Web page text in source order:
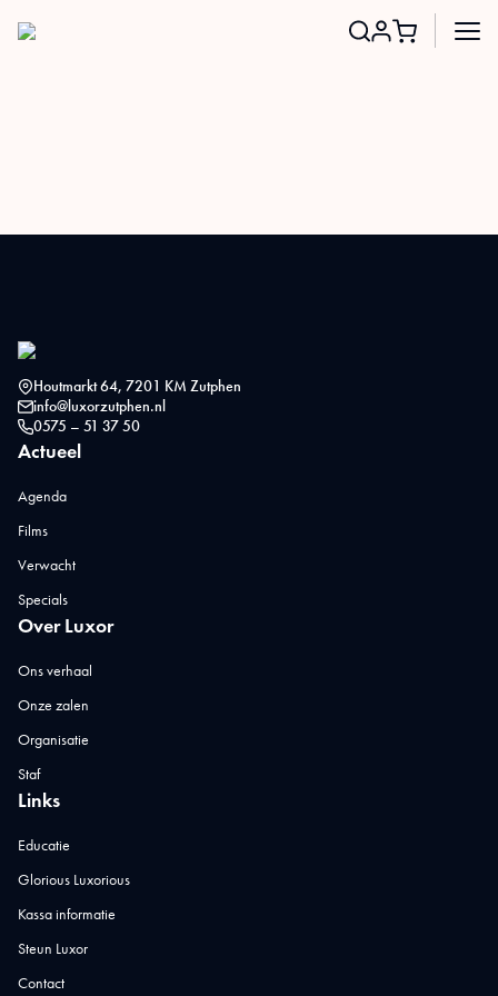
Houtmarkt 64, 7201 KM Zutphen
info@luxorzutphen.nl
0575 – 51 37 50
Actueel
Agenda
Films
Verwacht
Specials
Over Luxor
Ons verhaal
Onze zalen
Organisatie
Staf
Links
Educatie
Glorious Luxorious
Kassa informatie
Steun Luxor
Contact